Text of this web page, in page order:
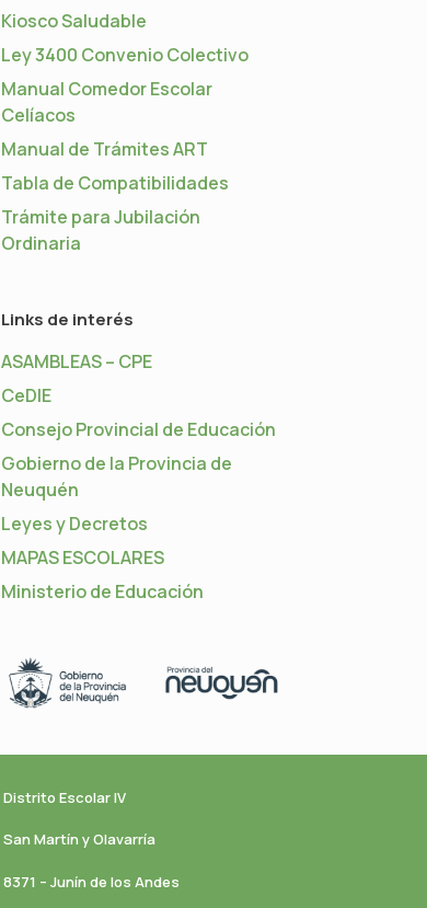
Kiosco Saludable
Ley 3400 Convenio Colectivo
Manual Comedor Escolar
Celíacos
Manual de Trámites ART
Tabla de Compatibilidades
Trámite para Jubilación
Ordinaria
Links de interés
ASAMBLEAS – CPE
CeDIE
Consejo Provincial de Educación
Gobierno de la Provincia de
Neuquén
Leyes y Decretos
MAPAS ESCOLARES
Ministerio de Educación
Distrito Escolar IV
San Martín y Olavarría
8371 – Junín de los Andes